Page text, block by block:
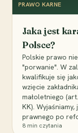
PRAWO KARNE
Jaka jest
Polsce?
Polskie prawo
"porwanie". W
kwalifikuje się
wzięcie
małoletniego
KK).
prawnego po
8 min czytania